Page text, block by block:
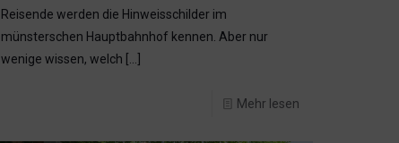
Reisende werden die Hinweisschilder im
münsterschen Hauptbahnhof kennen. Aber nur
wenige wissen, welch
Mehr lesen